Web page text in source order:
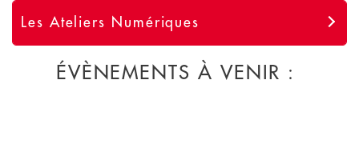
Les Ateliers Numériques
ÉVÈNEMENTS À VENIR :